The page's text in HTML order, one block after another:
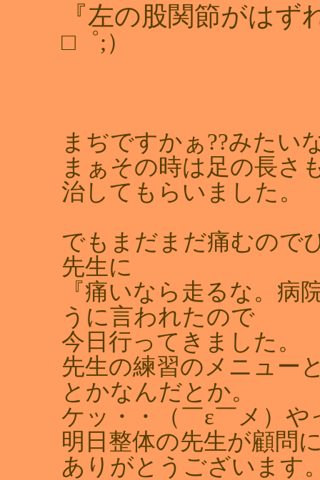
『左の股関節がは
□゜;）
まぢですかぁ??みたい
まぁその時は足の長さ
治してもらいました。
でもまだまだ痛むので
先生に
『痛いなら走るな。病
うに言われたので
今日行ってきました。
先生の練習のメニュー
とかなんだとか。
ケッ・・（￣ε￣メ）
明日整体の先生が顧問
ありがとうございます